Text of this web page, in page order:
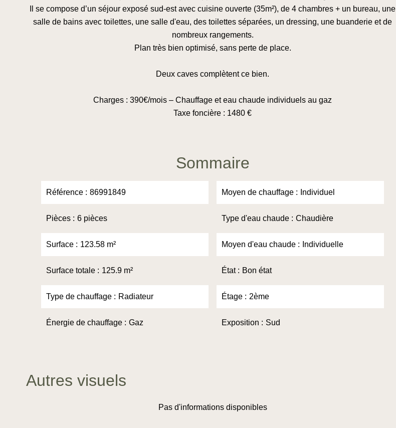
Il se compose d’un séjour exposé sud-est avec cuisine ouverte (35m²), de 4 chambres + un bureau, une
salle de bains avec toilettes, une salle d'eau, des toilettes séparées, un dressing, une buanderie et de
nombreux rangements.
Plan très bien optimisé, sans perte de place.
Deux caves complètent ce bien.
Charges : 390€/mois – Chauffage et eau chaude individuels au gaz
Taxe foncière : 1480 €
Sommaire
Référence 86991849
Pièces 6 pièces
Surface 123.58 m²
Surface totale 125.9 m²
Type de chauffage Radiateur
Énergie de chauffage Gaz
Moyen de chauffage Individuel
Type d'eau chaude Chaudière
Moyen d'eau chaude Individuelle
État Bon état
Étage 2ème
Exposition Sud
Autres visuels
Pas d'informations disponibles